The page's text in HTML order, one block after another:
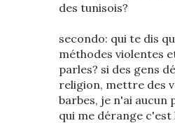
des tunisois?
secondo: qui te dis
méthodes violentes
parles? si des gens
religion, mettre des
barbes, je n'ai aucun
qui me dérange c'est